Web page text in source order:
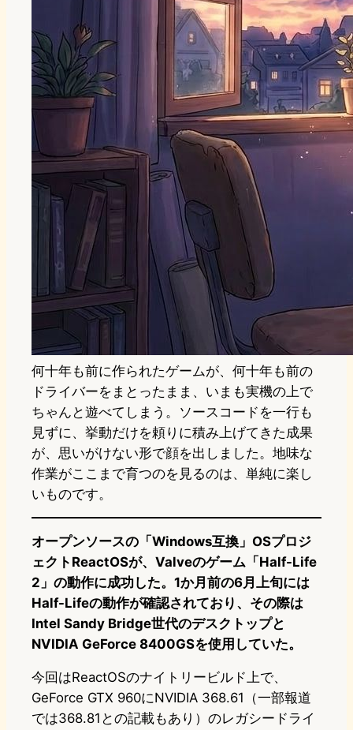
何十年も前に作られたゲームが、何十年も前の
ドライバーをまとったまま、いまも実機の上で
ちゃんと遊べてしまう。ソースコードを一行も
見ずに、挙動だけを頼りに積み上げてきた成果
が、思いがけない形で顔を出しました。地味な
作業がここまで育つのを見るのは、単純に楽し
いものです。
オープンソースの「Windows互換」OSプロジ
ェクトReactOSが、Valveのゲーム「Half-Life
2」の動作に成功した。1か月前の6月上旬には
Half-Lifeの動作が確認されており、その際は
Intel Sandy Bridge世代のデスクトップと
NVIDIA GeForce 8400GSを使用していた。
今回はReactOSのナイトリービルド上で、
GeForce GTX 960にNVIDIA 368.61（一部報道
では368.81との記載もあり）のレガシードライ